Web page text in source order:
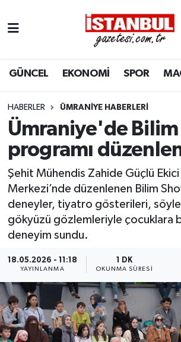
GÜNCEL EKONOMİ SPOR
HABERLER ÜMRANIYE HABERLERI
Ümraniye'de Bilim
programı
Şehit Mühendis Zahide Güçlü Ekici
Merkezi’nde düzenlenen Bilim
deneyler, tiyatro gösterileri,
gökyüzü gözlemleriyle çocuklara
deneyim sundu.
18.05.2026 - 11:18
YAYINLANMA
1 DK
OKUNMA SÜRESI
EKONOMİ
İSTANBUL
DÜNYA
KÜLTÜR SANAT
SAĞLIK
BİLİM VE TEKNOLOJİ
OTOMOBİL
Nöbetçi Eczaneler
Hava Durumu
Trafik Durumu
Süper Lig Puan Durumu ve
Haber Arşivi